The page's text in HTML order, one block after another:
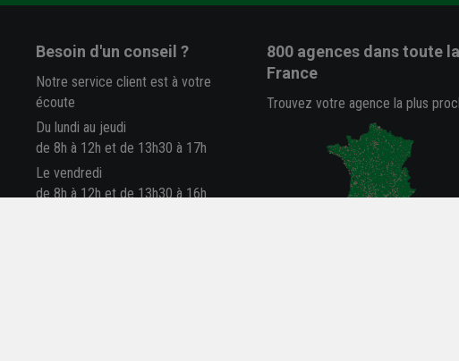
Besoin d'un conseil ?
Notre service client est à votre
écoute
Du lundi au jeudi
de 8h à 12h et de 13h30 à 17h
Le vendredi
de 8h à 12h et de 13h30 à 16h
800 agencesdans toute la
France
Trouvez votre agence la plus